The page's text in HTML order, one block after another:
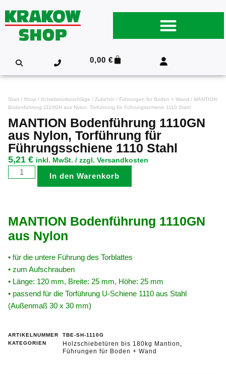
0,00€
Start / Shop / Schiebetürbeschläge / Zubehör / Führungen für Boden + Wand / MANTION
Bodenführung 1110GN aus Nylon, Torführung für Führungsschiene 1110 Stahl
MANTION Bodenführung 1110GN
aus Nylon, Torführung für
Führungsschiene 1110 Stahl
5,21 € inkl. MwSt. / zzgl. Versandkosten
In den Warenkorb
MANTION Bodenführung 1110GN
aus Nylon
• für die untere Führung des Torblattes
• zum Aufschrauben
• Länge: 120 mm, Breite: 25 mm, Höhe: 25 mm
• passend für die Torführung U-Schiene 1110 aus Stahl
(Außenmaß 30 x 30 mm)
ARTIKELNUMMER
TBE-SH-1110G
KATEGORIEN
Holzschiebetüren bis 180kg Mantion
Führungen für Boden + Wand